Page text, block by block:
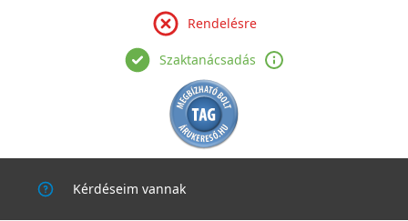
Rendelésre
Szaktanácsadás
Kérdéseim vannak